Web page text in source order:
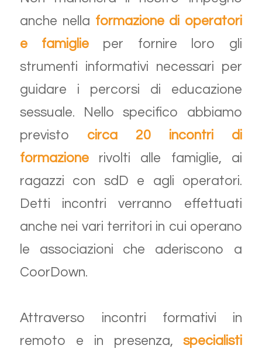
anche nella formazione di operatori
e famiglieper fornire loro gli
strumenti informativi necessari per
guidare i percorsi di educazione
sessuale. Nello specifico abbiamo
previsto circa 20 incontri di
formazionerivolti alle famiglie, ai
ragazzi con sdD e agli operatori.
Detti incontri verranno effettuati
anche nei vari territori in cui operano
le associazioni che aderiscono a
CoorDown.
Attraverso incontri formativi in
remoto e in presenza,specialisti